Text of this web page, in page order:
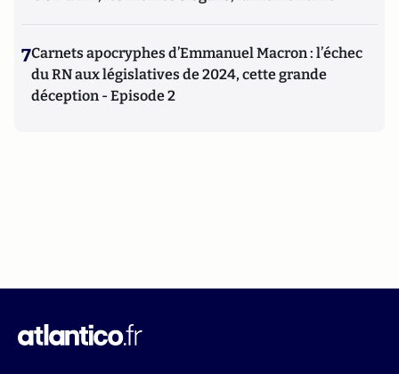
7Carnets apocryphes d’Emmanuel Macron : l’échec
du RN aux législatives de 2024, cette grande
déception - Episode 2